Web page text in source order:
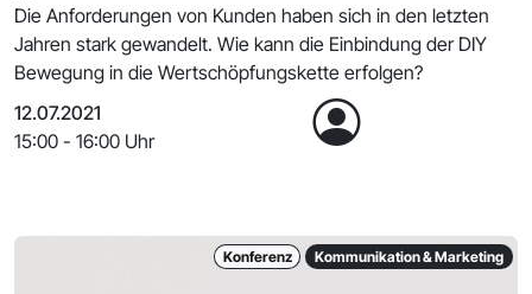
Die Anforderungen von Kunden haben sich in den letzten
Jahren stark gewandelt. Wie kann die Einbindung der DIY
Bewegung in die Wertschöpfungskette erfolgen?
12.07.2021
15:00 - 16:00 Uhr
Konferenz Kommunikation & Marketing